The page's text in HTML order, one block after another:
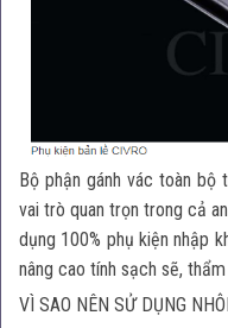
Bộ phận gánh vác toàn
vai trò quan trọn trong cả
dụng 100% phụ kiện nhập
nâng cao tính sạch sẽ,
VÌ SAO NÊN SỬ DỤNG